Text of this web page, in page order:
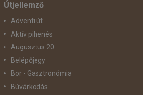
Útjellemző
Adventi út
Aktív pihenés
Augusztus 20
Belépőjegy
Bor - Gasztronómia
Búvárkodás